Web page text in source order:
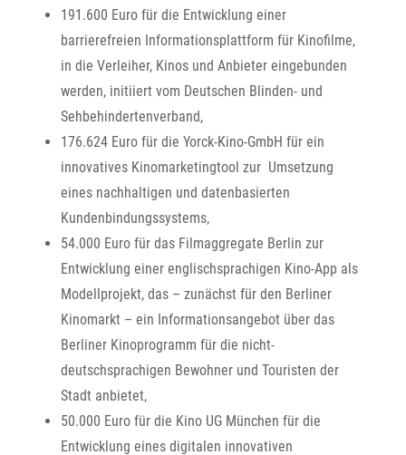
191.600 Euro für die Entwicklung einer
barrierefreien Informationsplattform für Kinofilme,
in die Verleiher, Kinos und Anbieter eingebunden
werden, initiiert vom Deutschen Blinden- und
Sehbehindertenverband,
176.624 Euro für die Yorck-Kino-GmbH für ein
innovatives Kinomarketingtool zur Umsetzung
eines nachhaltigen und datenbasierten
Kundenbindungssystems,
54.000 Euro für das Filmaggregate Berlin zur
Entwicklung einer englischsprachigen Kino-App als
Modellprojekt, das – zunächst für den Berliner
Kinomarkt – ein Informationsangebot über das
Berliner Kinoprogramm für die nicht-
deutschsprachigen Bewohner und Touristen der
Stadt anbietet,
50.000 Euro für die Kino UG München für die
Entwicklung eines digitalen innovativen